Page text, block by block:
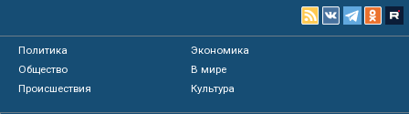
Политика
Экономика
Общество
В мире
Происшествия
Культура